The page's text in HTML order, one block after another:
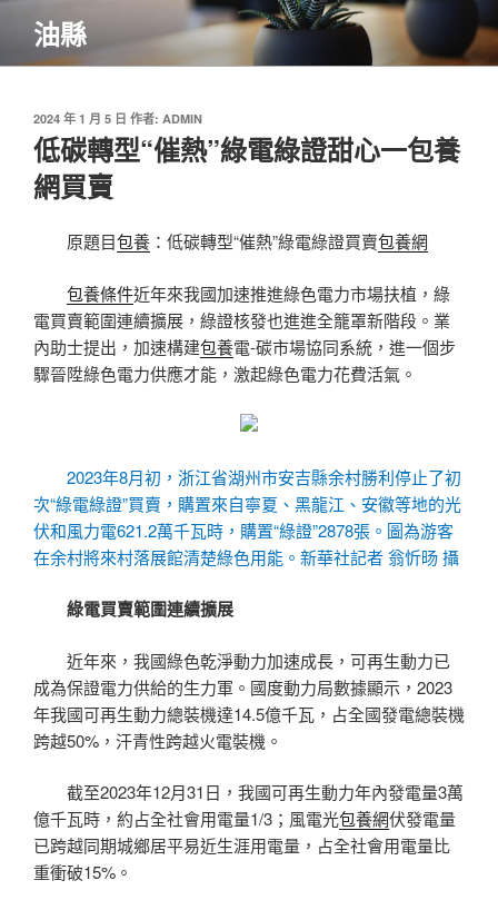
主
油縣
發
佈
於
2024 年 1 月 5 日 作者: ADMIN
低碳轉型“催熱”綠電綠證甜心一包養
網買賣
原題目包養 ：低碳轉型“催熱”綠電綠證買賣包養網
包養條件近年來我國加速推進綠色電力市場扶植，綠
電買賣範圍連續擴展，綠證核發也進進全籠罩新階段。業
內助士提出，加速構建包養電-碳市場協同系統，進一個步
驟晉陞綠色電力供應才能，激起綠色電力花費活氣。
2023年8月初，浙江省湖州市安吉縣余村勝利停止了初
次“綠電綠證”買賣，購置來自寧夏、黑龍江、安徽等地的光
伏和風力電621.2萬千瓦時，購置“綠證”2878張。圖為游客
在余村將來村落展館清楚綠色用能。新華社記者 翁忻旸 攝
綠電買賣範圍連續擴展
近年來，我國綠色乾淨動力加速成長，可再生動力已
成為保證電力供給的生力軍。國度動力局數據顯示，2023
年我國可再生動力總裝機達14.5億千瓦，占全國發電總裝機
跨越50%，汗青性跨越火電裝機。
截至2023年12月31日，我國可再生動力年內發電量3萬
億千瓦時，約占全社會用電量1/3；風電光包養網伏發電量
已跨越同期城鄉居平易近生涯用電量，占全社會用電量比
重衝破15%。